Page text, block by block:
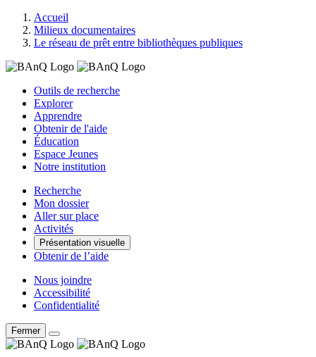
Accueil
Milieux documentaires
Le réseau de prêt entre bibliothèques publiques
Outils de recherche
Explorer
Apprendre
Obtenir de l'aide
Éducation
Espace Jeunes
Notre institution
Recherche
Mon dossier
Aller sur place
Activités
Présentation visuelle
Obtenir de l’aide
Nous joindre
Accessibilité
Confidentialité
Fermer